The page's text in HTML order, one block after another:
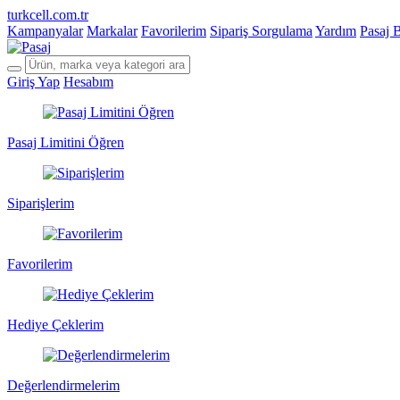
turkcell.com.tr
Kampanyalar Markalar Favorilerim Sipariş Sorgulama Yardım Pasaj
Giriş Yap Hesabım
Pasaj Limitini Öğren
Siparişlerim
Favorilerim
Hediye Çeklerim
Değerlendirmelerim